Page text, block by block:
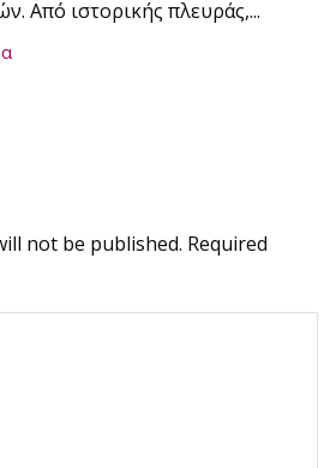
Από ιστορικής πλευράς,...
not be published. Required